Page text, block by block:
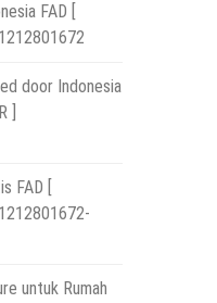
FAD [
door Indonesia
]
FAD [
untuk Rumah